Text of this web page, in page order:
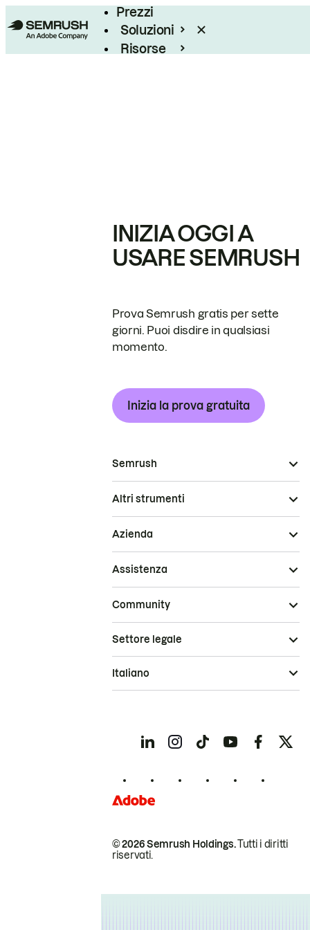
Prezzi
Soluzioni
Risorse
INIZIA OGGI A
USARE SEMRUSH
Prova Semrush gratis per sette
giorni. Puoi disdire in qualsiasi
momento.
Inizia la prova gratuita
Semrush
Altri strumenti
Azienda
Assistenza
Community
© 2026 Semrush Holdings.Tutti i diritti
riservati.
Settore legale
Italiano